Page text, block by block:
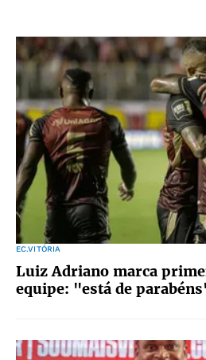
EC.VITÓRIA
Luiz Adriano marca
equipe: "está de